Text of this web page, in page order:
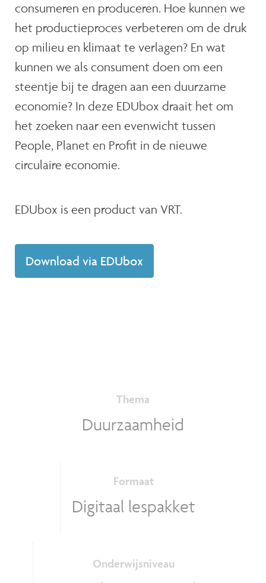
consumeren en produceren. Hoe kunnen we
het productieproces verbeteren om de druk
op milieu en klimaat te verlagen? En wat
kunnen we als consument doen om een
steentje bij te dragen aan een duurzame
economie? In deze EDUbox draait het om
het zoeken naar een evenwicht tussen
People, Planet en Profit in de nieuwe
circulaire economie.
EDUbox is een product van VRT.
Download via EDUbox
Thema
Duurzaamheid
Formaat
Digitaal lespakket
Onderwijsniveau